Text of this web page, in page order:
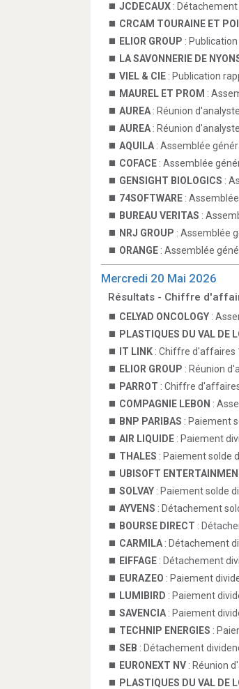
JCDECAUX :
CRCAM TOURAINE ET
ELIOR GROUP :
LA SAVONNERIE DE
VIEL & CIE : Publication
MAUREL ET PROM :
AUREA : Réunion
AUREA : Réunion
AQUILA : Assemblée
COFACE : Assemblée
GENSIGHT BIOLOGICS :
74SOFTWARE :
BUREAU VERITAS :
NRJ GROUP : Assemblée
ORANGE : Assemblée
Mercredi 20 Mai 2026
Résultats - Chiffre
CELYAD ONCOLOGY :
PLASTIQUES DU VAL DE
IT LINK : Chiffre d'affaires
ELIOR GROUP : Réunion
PARROT : Chiffre
COMPAGNIE LEBON :
BNP PARIBAS : Paiement
AIR LIQUIDE : Paiement
THALES : Paiement solde
UBISOFT
SOLVAY : Paiement solde
AYVENS : Détachement
BOURSE DIRECT :
CARMILA : Détachement
EIFFAGE : Détachement
EURAZEO : Paiement
LUMIBIRD : Paiement
SAVENCIA : Paiement
TECHNIP ENERGIES :
SEB : Détachement
EURONEXT NV : Réunion
PLASTIQUES DU VAL DE